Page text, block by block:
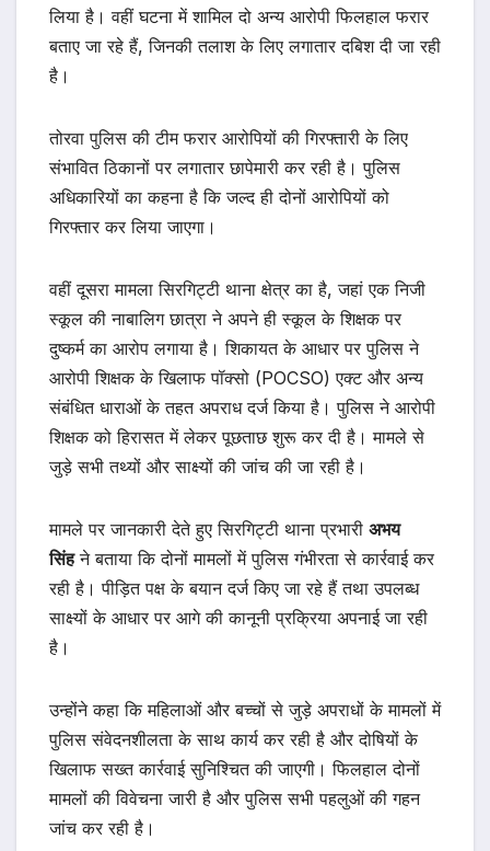
लिया है। वहीं घटना में शामिल दो अन्य आरोपी फिलहाल फरार
बताए जा रहे हैं, जिनकी तलाश के लिए लगातार दबिश दी जा रही
है।
तोरवा पुलिस की टीम फरार आरोपियों की गिरफ्तारी के लिए
संभावित ठिकानों पर लगातार छापेमारी कर रही है। पुलिस
अधिकारियों का कहना है कि जल्द ही दोनों आरोपियों को
गिरफ्तार कर लिया जाएगा।
वहीं दूसरा मामला सिरगिट्टी थाना क्षेत्र का है, जहां एक निजी
स्कूल की नाबालिग छात्रा ने अपने ही स्कूल के शिक्षक पर
दुष्कर्म का आरोप लगाया है। शिकायत के आधार पर पुलिस ने
आरोपी शिक्षक के खिलाफ पॉक्सो (POCSO) एक्ट और अन्य
संबंधित धाराओं के तहत अपराध दर्ज किया है। पुलिस ने आरोपी
शिक्षक को हिरासत में लेकर पूछताछ शुरू कर दी है। मामले से
जुड़े सभी तथ्यों और साक्ष्यों की जांच की जा रही है।
मामले पर जानकारी देते हुए सिरगिट्टी थाना प्रभारी अभय
सिंहने बताया कि दोनों मामलों में पुलिस गंभीरता से कार्रवाई कर
रही है। पीड़ित पक्ष के बयान दर्ज किए जा रहे हैं तथा उपलब्ध
साक्ष्यों के आधार पर आगे की कानूनी प्रक्रिया अपनाई जा रही
है।
उन्होंने कहा कि महिलाओं और बच्चों से जुड़े अपराधों के मामलों में
पुलिस संवेदनशीलता के साथ कार्य कर रही है और दोषियों के
खिलाफ सख्त कार्रवाई सुनिश्चित की जाएगी। फिलहाल दोनों
मामलों की विवेचना जारी है और पुलिस सभी पहलुओं की गहन
जांच कर रही है।